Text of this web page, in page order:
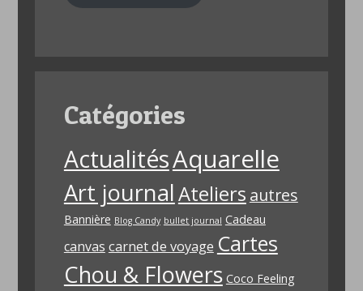
Catégories
ActualitésAquarelle
Art journalAteliers autres
Bannière Blog Candy bullet journal Cadeau
canvas carnet de voyage Cartes
Chou & Flowers Coco Feeling